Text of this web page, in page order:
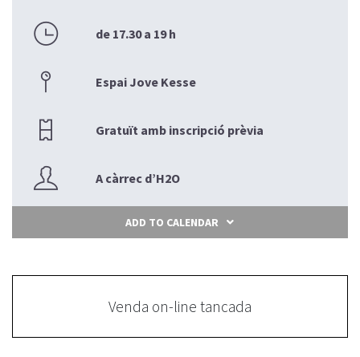
de 17.30 a 19 h
Espai Jove Kesse
Gratuït amb inscripció prèvia
A càrrec d’H2O
ADD TO CALENDAR
Venda on-line tancada